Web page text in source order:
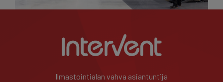
Ilmastointialan vahva asiantuntija